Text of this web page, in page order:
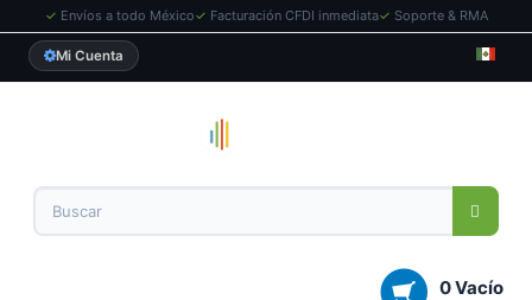
✓ Envíos a todo México✓ Facturación CFDI inmediata✓ Soporte & RMA
Mi Cuenta
0 Vacío